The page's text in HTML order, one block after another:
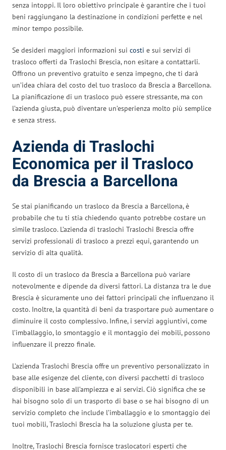
senza intoppi. Il loro obiettivo principale è garantire che i tuoi
beni raggiungano la destinazione in condizioni perfette e nel
minor tempo possibile.
Se desideri maggiori informazioni sui costi e sui servizi di
trasloco offerti da Traslochi Brescia, non esitare a contattarli.
Offrono un preventivo gratuito e senza impegno, che ti darà
un’idea chiara del costo del tuo trasloco da Brescia a Barcellona.
La pianificazione di un trasloco può essere stressante, ma con
l’azienda giusta, può diventare un’esperienza molto più semplice
e senza stress.
Azienda di Traslochi
Economica per il Trasloco
da Brescia a Barcellona
Se stai pianificando un trasloco da Brescia a Barcellona, è
probabile che tu ti stia chiedendo quanto potrebbe costare un
simile trasloco. L’azienda di traslochi Traslochi Brescia offre
servizi professionali di trasloco a prezzi equi, garantendo un
servizio di alta qualità.
Il costo di un trasloco da Brescia a Barcellona può variare
notevolmente e dipende da diversi fattori. La distanza tra le due
Brescia è sicuramente uno dei fattori principali che influenzano il
costo. Inoltre, la quantità di beni da trasportare può aumentare o
diminuire il costo complessivo. Infine, i servizi aggiuntivi, come
l’imballaggio, lo smontaggio e il montaggio dei mobili, possono
influenzare il prezzo finale.
L’azienda Traslochi Brescia offre un preventivo personalizzato in
base alle esigenze del cliente, con diversi pacchetti di trasloco
disponibili in base all’ampiezza e ai servizi. Ciò significa che se
hai bisogno solo di un trasporto di base o se hai bisogno di un
servizio completo che include l’imballaggio e lo smontaggio dei
tuoi mobili, Traslochi Brescia ha la soluzione giusta per te.
Inoltre, Traslochi Brescia fornisce traslocatori esperti che